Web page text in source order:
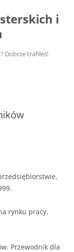
i
Dobrze trafiłeś!
rynku pracy,
Przewodnik dla